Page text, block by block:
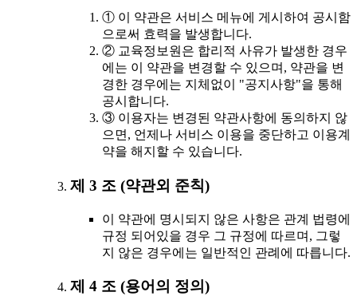
① 이 약관은 서비스 메뉴에 게시하여 공시함
으로써 효력을 발생합니다.
② 교육정보원은 합리적 사유가 발생한 경우
에는 이 약관을 변경할 수 있으며, 약관을 변
경한 경우에는 지체없이 "공지사항"을 통해
공시합니다.
③ 이용자는 변경된 약관사항에 동의하지 않
으면, 언제나 서비스 이용을 중단하고 이용계
약을 해지할 수 있습니다.
제 3 조 (약관외 준칙)
이 약관에 명시되지 않은 사항은 관계 법령에
규정 되어있을 경우 그 규정에 따르며, 그렇
지 않은 경우에는 일반적인 관례에 따릅니다.
제 4 조 (용어의 정의)